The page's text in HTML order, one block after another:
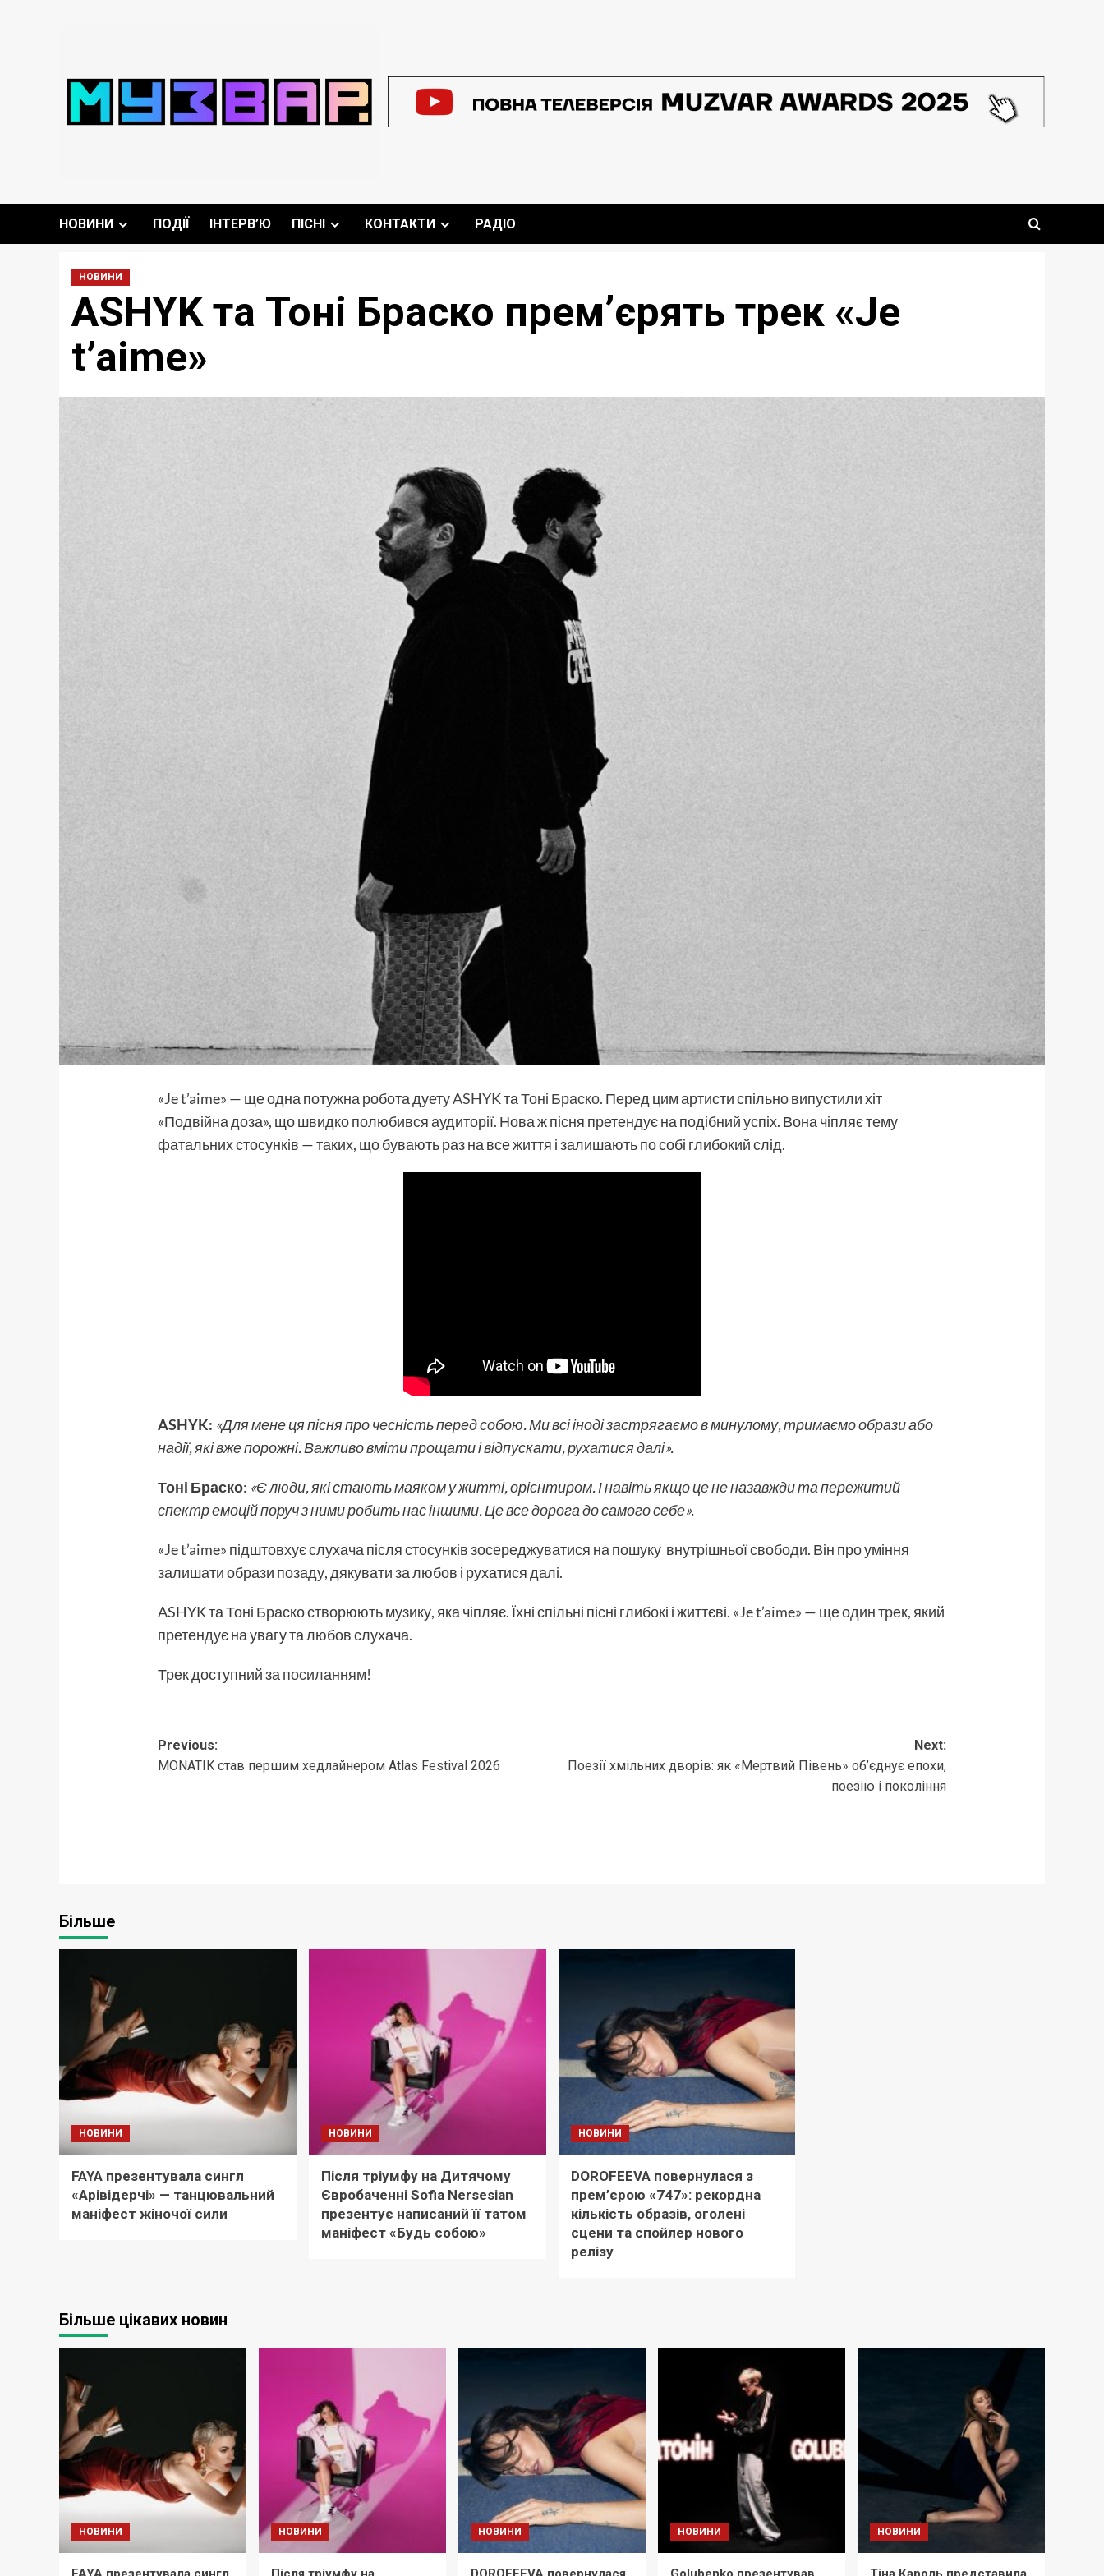
НОВИНИ ПОДІЇ ІНТЕРВ’Ю ПІСНІ КОНТАКТИ РАДІО
НОВИНИ
ASHYK та Тоні Браско премʼєрять трек «Je
t’aime»
«Je t’aime» — ще одна потужна робота дуетуASHYKтаТоні Браско. Перед цим артисти спільно випустили хіт
«Подвійна доза», що швидко полюбився аудиторії. Нова ж пісня претендує на подібний успіх. Вона чіпляє тему
фатальних стосунків — таких, що бувають раз на все життя і залишають по собі глибокий слід.
ASHYK: «Для мене ця пісня про чесність перед собою. Ми всі іноді застрягаємо в минулому, тримаємо образи або
надії, які вже порожні. Важливо вміти прощати і відпускати, рухатися далі».
Тоні Браско: «Є люди, які стають маяком у житті, орієнтиром. І навіть якщо це не назавжди та пережитий
спектр емоцій поруч з ними робить нас іншими. Це все дорога до самого себе».
«Je t’aime» підштовхує слухача після стосунків зосереджуватися на пошуку внутрішньої свободи. Він про уміння
залишати образи позаду, дякувати за любов і рухатися далі.
ASHYK та Тоні Браско створюють музику, яка чіпляє. Їхні спільні пісні глибокі і життєві. «Je t’aime» — ще один трек, який
претендує на увагу та любов слухача.
Трек доступний за посиланням!
Post
navigation
Previous:
MONATIK став першим хедлайнером Atlas Festival 2026
Next:
Поезії хмільних дворів: як «Мертвий Півень» об’єднує епохи,
поезію і покоління
Більше
НОВИНИ
FAYA презентувала сингл
«Арівідерчі» — танцювальний
маніфест жіночої сили
НОВИНИ
Після тріумфу на Дитячому
Євробаченні Sofia Nersesian
презентує написаний її татом
маніфест «Будь собою»
НОВИНИ
DOROFEEVA повернулася з
прем’єрою «747»: рекордна
кількість образів, оголені
сцени та спойлер нового
релізу
Більше цікавих новин
НОВИНИ НОВИНИ НОВИНИ НОВИНИ НОВИНИ